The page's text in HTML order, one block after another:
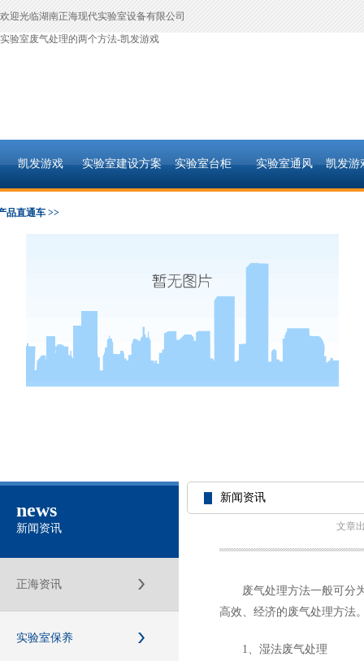
欢迎光临湖南正海现代实验室设备有限公司
实验室废气处理的两个方法-凯发游戏
凯发游戏 实验室建设方案 实验室台柜 实验室通风 凯发游
品直通车 >>
news
新闻资讯
正海资讯
实验室保养
新闻资讯
文章
废气处理方法一般可分
高效、经济的废气处理方法
1、湿法废气处理